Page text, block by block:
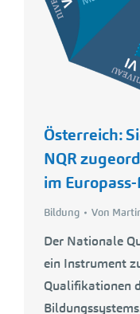
Österreich:
NQR
im
Bildung Von
Der Nationale
ein Instrument
Qualifikationen